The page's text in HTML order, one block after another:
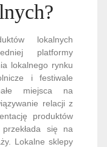
lokalnych
platformy
lokalnego rynku
i festiwale
miejsca na
relacji z
produktów
się na
Lokalne sklepy